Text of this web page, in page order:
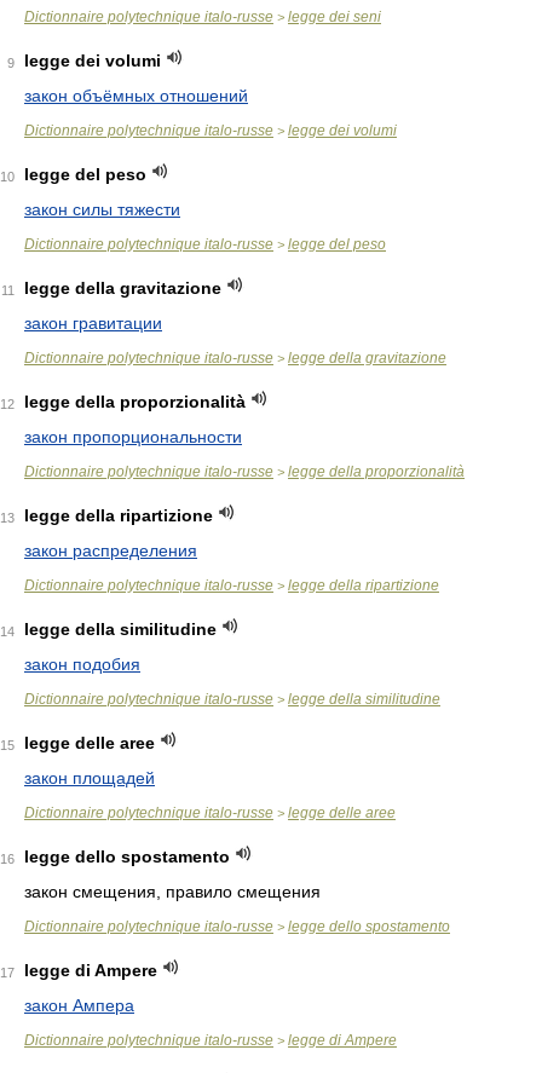
Dictionnaire polytechnique italo-russe > legge dei seni
9
legge dei volumi
закон объёмных отношений
Dictionnaire polytechnique italo-russe > legge dei volumi
10
legge del peso
закон силы тяжести
Dictionnaire polytechnique italo-russe > legge del peso
11
legge della gravitazione
закон гравитации
Dictionnaire polytechnique italo-russe > legge della gravitazione
12
legge della proporzionalità
закон пропорциональности
Dictionnaire polytechnique italo-russe > legge della proporzionalità
13
legge della ripartizione
закон распределения
Dictionnaire polytechnique italo-russe > legge della ripartizione
14
legge della similitudine
закон подобия
Dictionnaire polytechnique italo-russe > legge della similitudine
15
legge delle aree
закон площадей
Dictionnaire polytechnique italo-russe > legge delle aree
16
legge dello spostamento
закон смещения, правило смещения
Dictionnaire polytechnique italo-russe > legge dello spostamento
17
legge di Ampere
закон Ампера
Dictionnaire polytechnique italo-russe > legge di Ampere